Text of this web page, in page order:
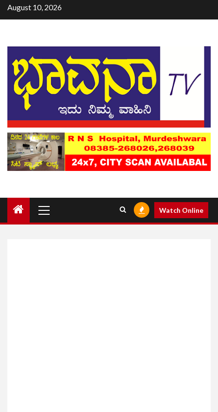
August 10, 2026
Watch Online